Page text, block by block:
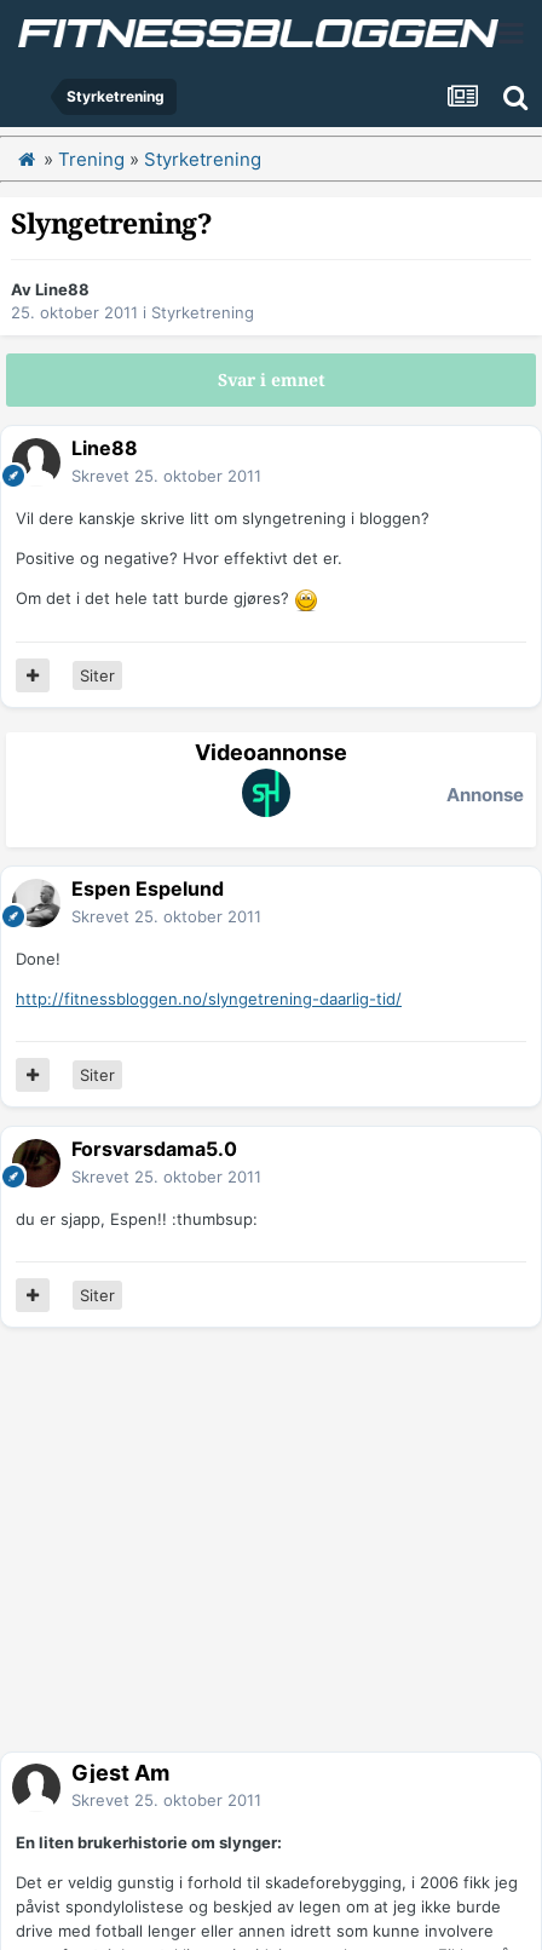
Styrketrening
» Trening » Styrketrening
Slyngetrening?
AvLine88
25. oktober 2011 i Styrketrening
Svar i emnet
Line88
Skrevet 25. oktober 2011
Vil dere kanskje skrive litt om slyngetrening i bloggen?
Positive og negative? Hvor effektivt det er.
Om det i det hele tatt burde gjøres?
Siter
Videoannonse
Annonse
Espen Espelund
Skrevet 25. oktober 2011
Done!
http://fitnessbloggen.no/slyngetrening-daarlig-tid/
Siter
Forsvarsdama5.0
Skrevet 25. oktober 2011
du er sjapp, Espen!! :thumbsup:
Siter
Gjest Am
Skrevet 25. oktober 2011
En liten brukerhistorie om slynger:
Det er veldig gunstig i forhold til skadeforebygging, i 2006 fikk jeg
påvist spondylolistese og beskjed av legen om at jeg ikke burde
drive med fotball lenger eller annen idrett som kunne involvere